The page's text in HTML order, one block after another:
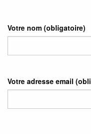
Votre nom (obligatoire)
Votre adresse email